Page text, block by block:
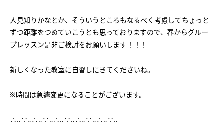
人見知りかなとか、そういうところもなるべく考慮してちょっと
ずつ距離をつめていこうとも思っておりますので、春からグルー
プレッスン是非ご検討をお願いします！！！
新しくなった教室に自習しにきてくださいね。
※時間は急遽変更になることがございます。
∴‥∵‥∴‥∵‥∴‥∵‥∴‥∵‥∴‥∵‥